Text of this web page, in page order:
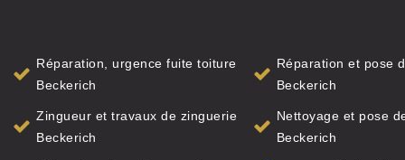
Réparation, urgence fuite toiture
Beckerich
Zingueur et travaux de zinguerie
Beckerich
Réparation et pose
Beckerich
Nettoyage et pose
Beckerich